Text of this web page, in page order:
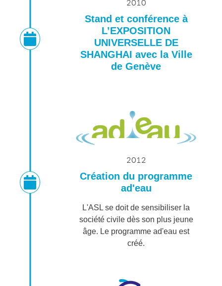
2010
Stand et conférence à
L’EXPOSITION
UNIVERSELLE DE
SHANGHAI avec la Ville
de Genève
2012
Création du programme
ad'eau
L'ASL se doit de sensibiliser la
société civile dès son plus jeune
âge. Le programme ad'eau est
créé.